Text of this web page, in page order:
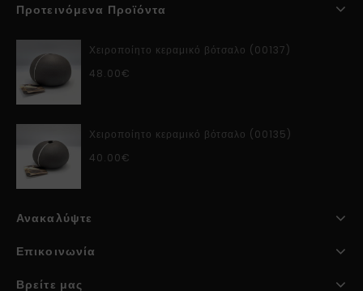
Προτεινόμενα Προϊόντα
Χειροποίητο κεραμικό βότσαλο (00137)
48.00€
Χειροποίητο κεραμικό βότσαλο (00135)
40.00€
Ανακαλύψτε
Επικοινωνία
Βρείτε μας